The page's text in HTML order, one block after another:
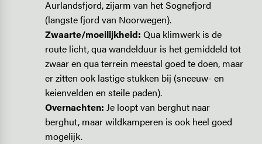
Aurlandsfjord, zijarm van het Sognefjord
(langste fjord van Noorwegen).
Zwaarte/moeilijkheid: Qua klimwerk is de
route licht, qua wandelduur is het gemiddeld tot
zwaar en qua terrein meestal goed te doen, maar
er zitten ook lastige stukken bij (sneeuw- en
keienvelden en steile paden).
Overnachten: Je loopt van berghut naar
berghut, maar wildkamperen is ook heel goed
mogelijk.